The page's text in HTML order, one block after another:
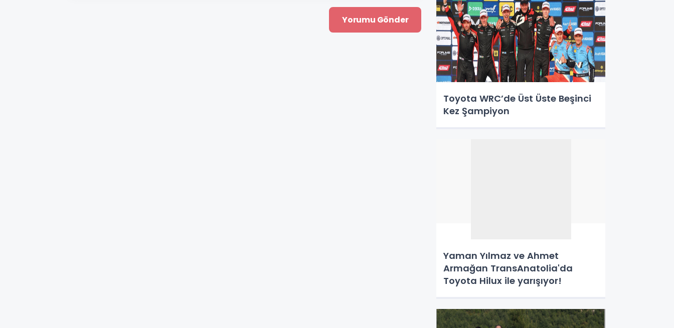
Toyota WRC’de Üst Üste Beşinci
Kez Şampiyon
Yaman Yılmaz ve Ahmet
Armağan TransAnatolia'da
Toyota Hilux ile yarışıyor!